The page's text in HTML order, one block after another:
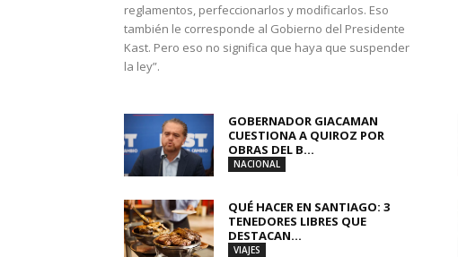
reglamentos, perfeccionarlos y modificarlos. Eso
también le corresponde al Gobierno del Presidente
Kast. Pero eso no significa que haya que suspender
la ley”.
GOBERNADOR GIACAMAN
CUESTIONA A QUIROZ POR
OBRAS DEL B...
NACIONAL
QUÉ HACER EN SANTIAGO: 3
TENEDORES LIBRES QUE
DESTACAN...
VIAJES